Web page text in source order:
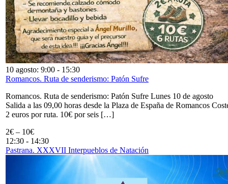
10 agosto: 9:00 - 15:30
Romancos. Ruta de senderismo: Patón Sufre
Romancos. Ruta de senderismo: Patón Sufre Lunes 10 de agosto
Salida a las 09,00 horas desde la Plaza de España de Romancos
2 euros por ruta. 10€ por seis […]
2€ – 10€
12:30 - 14:30
Pastrana. XXXVII Interpueblos de Natación